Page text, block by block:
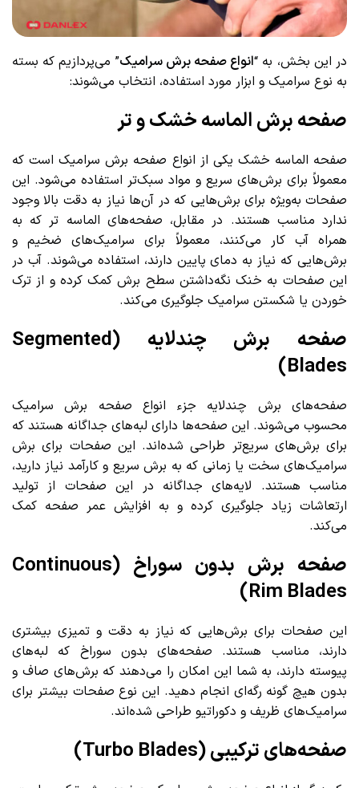
در این بخش، به “انواع صفحه برش سرامیک” می‌پردازیم که بسته
به نوع سرامیک و ابزار مورد استفاده، انتخاب می‌شوند:
صفحه برش الماسه خشک و تر
صفحه الماسه خشک یکی از انواع صفحه برش سرامیک است که
معمولاً برای برش‌های سریع و مواد سبک‌تر استفاده می‌شود. این
صفحات به‌ویژه برای برش‌هایی که در آن‌ها نیاز به دقت بالا وجود
ندارد مناسب هستند. در مقابل، صفحه‌های الماسه تر که به
همراه آب کار می‌کنند، معمولاً برای سرامیک‌های ضخیم و
برش‌هایی که نیاز به دمای پایین دارند، استفاده می‌شوند. آب در
این صفحات به خنک نگه‌داشتن سطح برش کمک کرده و از ترک
خوردن یا شکستن سرامیک جلوگیری می‌کند.
صفحه برش چندلایه (Segmented
Blades)
صفحه‌های برش چندلایه جزء انواع صفحه برش سرامیک
محسوب می‌شوند. این صفحه‌ها دارای لبه‌های جداگانه هستند که
برای برش‌های سریع‌تر طراحی شده‌اند. این صفحات برای برش
سرامیک‌های سخت یا زمانی که به برش سریع و کارآمد نیاز دارید،
مناسب هستند. لایه‌های جداگانه در این صفحات از تولید
ارتعاشات زیاد جلوگیری کرده و به افزایش عمر صفحه کمک
می‌کند.
صفحه برش بدون سوراخ (Continuous
Rim Blades)
این صفحات برای برش‌هایی که نیاز به دقت و تمیزی بیشتری
دارند، مناسب هستند. صفحه‌های بدون سوراخ که لبه‌های
پیوسته دارند، به شما این امکان را می‌دهند که برش‌های صاف و
بدون هیچ گونه رگه‌ای انجام دهید. این نوع صفحات بیشتر برای
سرامیک‌های ظریف و دکوراتیو طراحی شده‌اند.
صفحه‌های ترکیبی (Turbo Blades)